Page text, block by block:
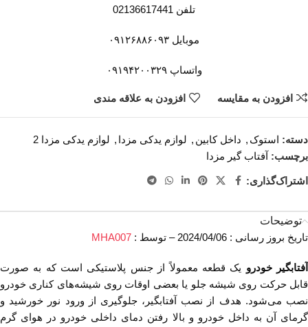
تلفن 02136617441
موبایل ۰۹۱۲۶۸۸۶۰۹۳
واتساپ ۰۹۱۹۴۲۰۰۳۲۹
افزودن به مقایسه افزودن به علاقه مندی
دسته: استوک , داخل کابین , لوازم یدکی مزدا , لوازم یدکی مزدا 2
برچسب: آفتاب گیر مزدا
اشتراک‌گذاری:
توضیحات
تاریخ بروز رسانی : 2024/04/06 – توسط :
MHA007
آفتابگیر خودرو یک قطعه معمولاً از جنس پلاستیکی است که به صورت
قابل حرکت روی شیشه جلو یا بعضی اوقات روی شیشه‌های کناری خودرو
نصب می‌شود. هدف از نصب آفتابگیر، جلوگیری از ورود نور خورشید و
گرمای آن به داخل خودرو و بالا رفتن دمای داخلی خودرو در هوای گرم